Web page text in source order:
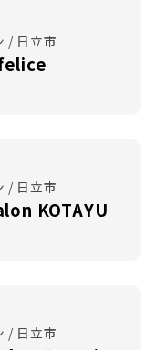
/ 日立市
/ 日立市
KOTAYU
/ 日立市